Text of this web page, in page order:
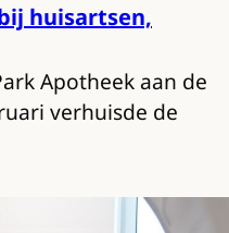
huisartsen,
Apotheek aan de
verhuisde de